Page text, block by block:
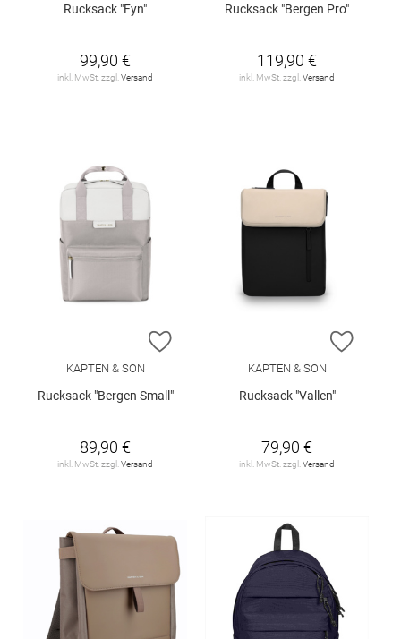
Rucksack "Fyn"
99,90 €
inkl. MwSt. zzgl. Versand
Rucksack "Bergen Pro"
119,90 €
inkl. MwSt. zzgl. Versand
ZUR WUNSCHLISTE HINZUFÜGEN
KAPTEN & SON
Rucksack "Bergen Small"
89,90 €
inkl. MwSt. zzgl.Versand
ZUR
KAPTEN & SON
Rucksack "Vallen"
79,90 €
inkl. MwSt. zzgl.Versand